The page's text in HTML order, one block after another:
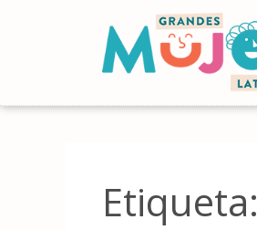
Etiqueta: